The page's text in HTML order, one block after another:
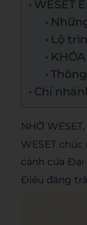
WESET
Lộ
Chi
NHỜ
WESET
cánh cửa
Điều đáng